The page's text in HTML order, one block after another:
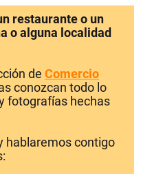
restaurante o un
o alguna localidad
de Comercio
conozcan todo lo
fotografías hechas
hablaremos contigo